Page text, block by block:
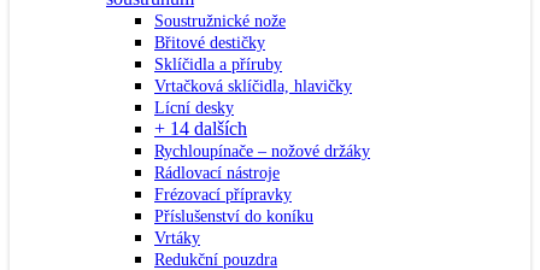
Soustružnické nože
Břitové destičky
Sklíčidla a příruby
Vrtačková sklíčidla, hlavičky
Lícní desky
+ 14 dalších
Rychloupínače – nožové držáky
Rádlovací nástroje
Frézovací přípravky
Příslušenství do koníku
Vrtáky
Redukční pouzdra